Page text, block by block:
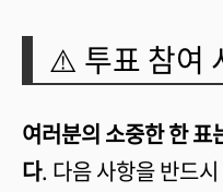
⚠️ 투표 참여
여러분의 소중한 한 표
다. 다음 사항을 반드